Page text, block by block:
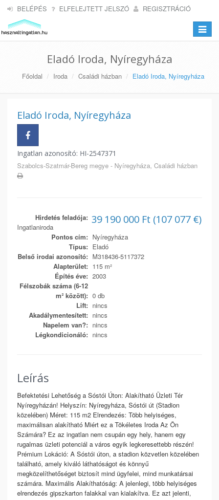
BELÉPÉS ELFELEJTETT JELSZÓ REGISZTRÁCIÓ
Toggle
Eladó Iroda, Nyíregyháza
Főoldal Iroda Családi házban Eladó Iroda, Nyíregyháza
Eladó Iroda, Nyíregyháza
Ingatlan azonosító: HI-2547371
Szabolcs-Szatmár-Bereg megye - Nyíregyháza, Családi házban
39 190 000 Ft (107 077 €)
Hirdetés feladója:
Ingatlaniroda
Pontos cím: Nyíregyháza
Típus: Eladó
Belső irodai azonosító: M318436-5117372
Alapterület: 115 m²
Építés éve: 2003
Félszobák száma (6-12
m² között): 0 db
Lift: nincs
Akadálymentesített: nincs
Napelem van?: nincs
Légkondicionáló: nincs
Leírás
Befektetési Lehetőség a Sóstói Úton: Alakítható Üzleti Tér
Nyíregyházán! Helyszín: Nyíregyháza, Sóstói út (Stadion
közelében) Méret: 115 m2 Elrendezés: Több helyiséges,
maximálisan alakítható Miért ez a Tökéletes Iroda Az Ön
Számára? Ez az ingatlan nem csupán egy hely, hanem egy
rugalmas üzleti potenciál a város egyik legkeresettebb részén!
Prémium Lokáció: A Sóstói úton, a stadion közvetlen közelében
található, amely kiváló láthatóságot és könnyű
megközelíthetőséget biztosít mind ügyfelei, mind munkatársai
számára. Maximális Alakíthatóság: A jelenlegi, több helyiséges
elrendezés gipszkarton falakkal van kialakítva. Ez azt jelenti,